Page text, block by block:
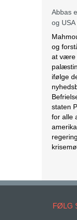
Abbas
og
og
at være
ifølge
staten
for alle
Det er
på
fag via
FØLG